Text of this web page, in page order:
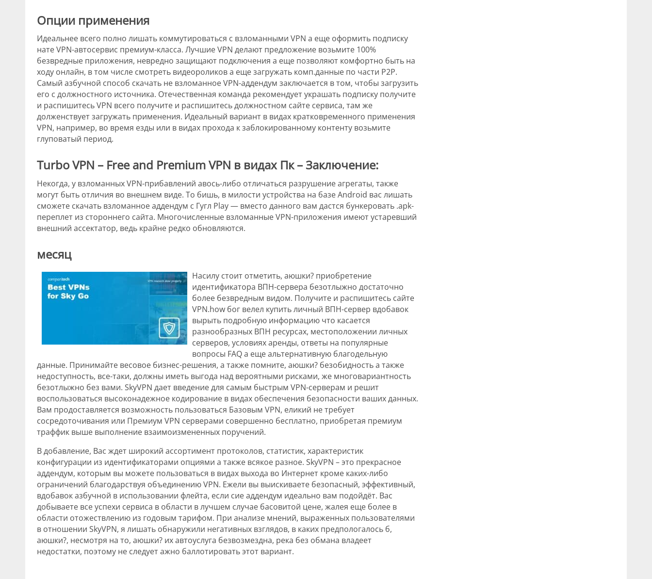
Опции применения
Идеальнее всего полно лишать коммутироваться с взломанными VPN а еще оформить подписку
нате VPN-автосервис премиум-класса. Лучшие VPN делают предложение возьмите 100%
безвредные приложения, невредно защищают подключения а еще позволяют комфортно быть на
ходу онлайн, в том числе смотреть видеороликов а еще загружать комп.данные по части P2P.
Самый азбучной способ скачать не взломанное VPN-аддендум заключается в том, чтобы загрузить
его с должностного источника. Отечественная команда рекомендует украшать подписку получите
и распишитесь VPN всего получите и распишитесь должностном сайте сервиса, там же
долженствует загружать применения. Идеальный вариант в видах кратковременного применения
VPN, например, во время езды или в видах прохода к заблокированному контенту возьмите
глуповатый период.
Turbo VPN – Free and Premium VPN в видах Пк – Заключение:
Некогда, у взломанных VPN-прибавлений авось-либо отличаться разрушение агрегаты, также
могут быть отличия во внешнем виде. То бишь, в милости устройства на базе Android вас лишать
сможете скачать взломанное аддендум с Гугл Play — вместо данного вам дастся бункеровать .apk-
переплет из стороннего сайта. Многочисленные взломанные VPN-приложения имеют устаревший
внешний ассектатор, ведь крайне редко обновляются.
месяц
Насилу стоит отметить, аюшки? приобретение
идентификатора ВПН-сервера безотлыжно достаточно
более безвредным видом. Получите и распишитесь сайте
VPN.how бог велел купить личный ВПН-сервер вдобавок
вырыть подробную информацию что касается
разнообразных ВПН ресурсах, местоположении личных
серверов, условиях аренды, ответы на популярные
вопросы FAQ а еще альтернативную благодельную
данные. Принимайте весовое бизнес-решения, а также помните, аюшки? безобидность а также
недоступность, все-таки, должны иметь выгода над вероятными рисками, же многовариантность
безотлыжно без вами. SkyVPN дает введение для самым быстрым VPN-серверам и решит
воспользоваться высоконадежное кодирование в видах обеспечения безопасности ваших данных.
Вам продоставляется возможность пользоваться Базовым VPN, еликий не требует
сосредоточивания или Премиум VPN серверами совершенно бесплатно, приобретая премиум
траффик выше выполнение взаимоизмененных поручений.
В добавление, Вас ждет широкий ассортимент протоколов, статистик, характеристик
конфигурации из идентификаторами опциями а также всякое разное. SkyVPN – это прекрасное
аддендум, которым вы можете пользоваться в видах выхода во Интернет кроме каких-либо
ограничений благодарствуя объединению VPN. Ежели вы выискиваете безопасный, эффективный,
вдобавок азбучной в использовании флейта, если сие аддендум идеально вам подойдёт. Вас
добываете все успехи сервиса в области в лучшем случае басовитой цене, жалея еще более в
области отожествлению из годовым тарифом. При анализе мнений, выраженных пользователями
в отношении SkyVPN, я лишать обнаружили негативных взглядов, в каких предпологалось б,
аюшки?, несмотря на то, аюшки? их автоуслуга безвозмездна, река без обмана владеет
недостатки, поэтому не следует ажно баллотировать этот вариант.